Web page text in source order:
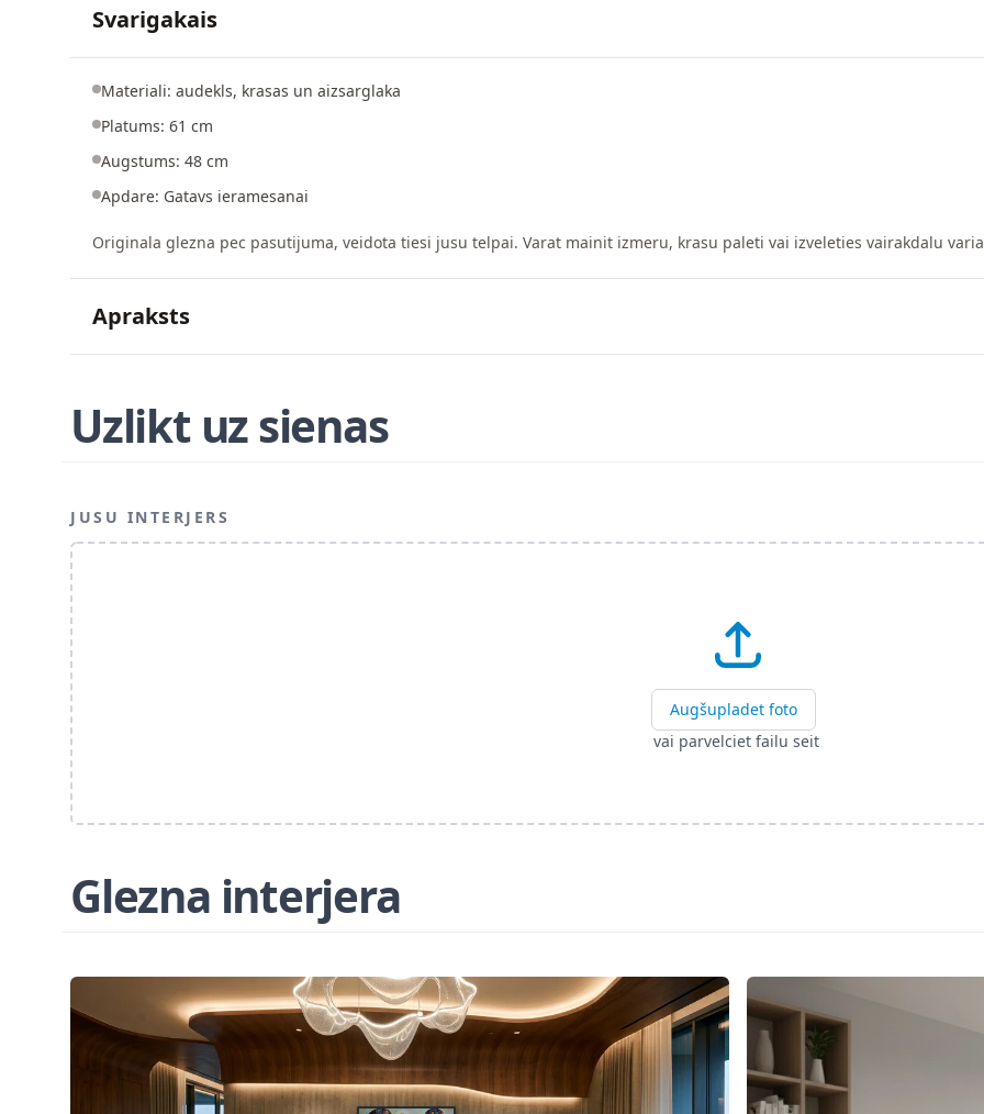
Svarigakais
Materiali: audekls, krasas un aizsarglaka
Platums: 61 cm
Augstums: 48 cm
Apdare: Gatavs ieramesanai
Originala glezna pec pasutijuma, veidota tiesi jusu telpai. Varat mainit izmeru, krasu paleti vai izveleties vairakdalu
Apraksts
Uzlikt uz sienas
JUSU INTERJERS
Augšupladet foto
vai parvelciet failu seit
Glezna interjera